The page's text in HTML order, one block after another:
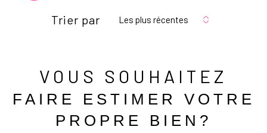
Trier par Les plus récentes
VOUS SOUHAITEZ
FAIRE ESTIMER VOTRE
PROPRE BIEN?